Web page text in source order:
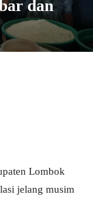
dan
Lombok
jelang musim